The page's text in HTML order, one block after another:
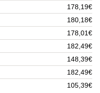
178,19€
180,18€
178,01€
182,49€
148,39€
182,49€
105,39€